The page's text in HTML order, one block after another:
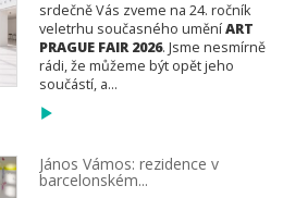
srdečně Vás zveme na 24. ročník
veletrhu současného uměníART
PRAGUE FAIR 2026. Jsme nesmírně
rádi, že můžeme být opět jeho
součástí, a...
János Vámos: rezidence v
barcelonském...